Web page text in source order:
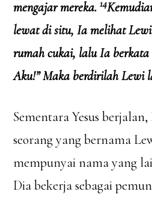
mengajar mereka.14
lewat di situ, Ia melihat
rumah cukai, lalu Ia
Aku!” Maka berdirilah Lewi
Sementara Yesus
seorang yang bernama
mempunyai nama yang
Dia bekerja sebagai